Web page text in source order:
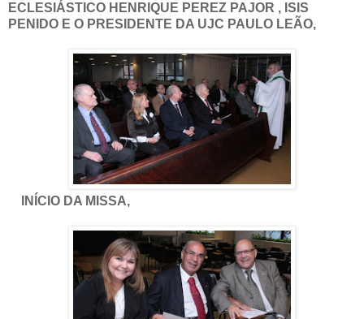
ECLESIÁSTICO HENRIQUE PEREZ PAJOR , ISIS
PENIDO E O PRESIDENTE DA UJC PAULO LEÃO,
INÍCIO DA MISSA,